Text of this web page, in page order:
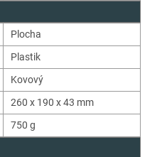
Plocha
Plastik
Kovový
260 x 190 x 43 mm
750 g